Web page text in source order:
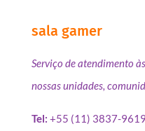
sala gamer
Serviço de atendimento
nossas unidades,
Tel: +55 (11) 3837-9619